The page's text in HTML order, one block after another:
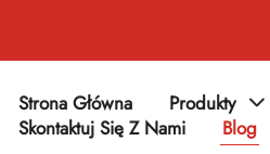
Strona Główna Produkty
Skontaktuj Się Z Nami
Blog